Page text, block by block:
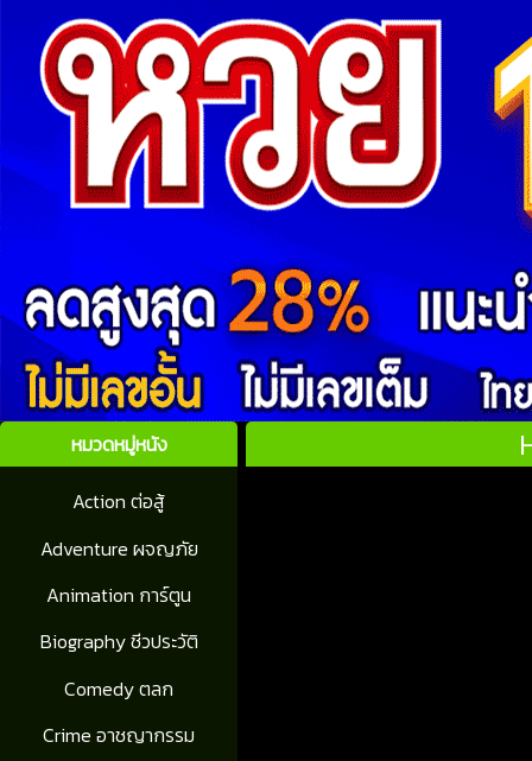
หมวดหมู่หนัง
Action ต่อสู้
Adventure ผจญภัย
Animation การ์ตูน
Biography ชีวประวัติ
Comedy ตลก
Crime อาชญากรรม